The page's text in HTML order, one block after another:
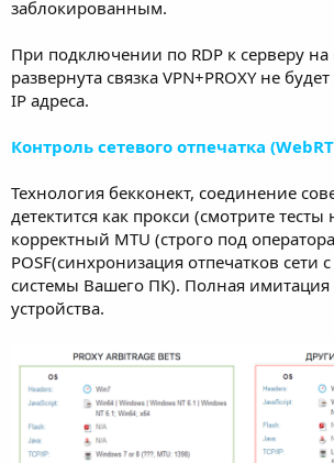
заблокированным.
При подключении по RDP к серверу на
развернута связка VPN+PROXY не
IP адреса.
Контроль сетевого отпечатка
Технология бекконект, соединение
детектится как прокси (смотрите тесты
корректный MTU (строго под
POSF(синхронизация отпечатков сети
системы Вашего ПК). Полная имитация
устройства.